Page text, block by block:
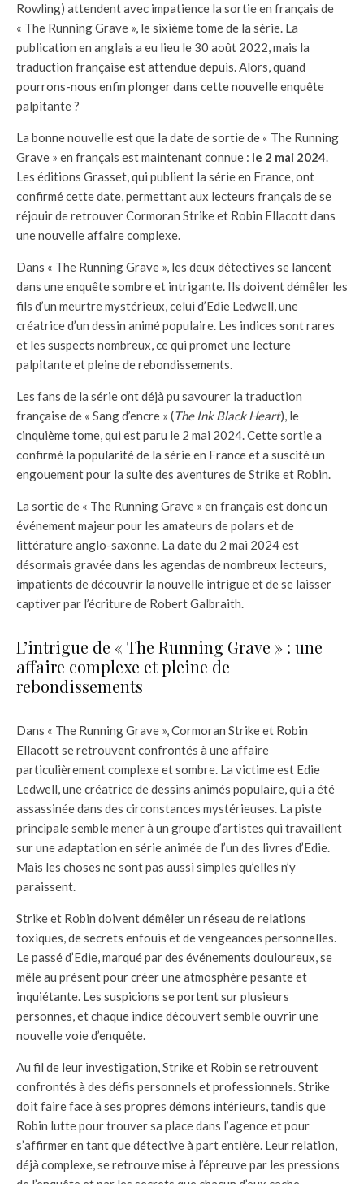
Rowling) attendent avec impatience la sortie en français de
« The Running Grave », le sixième tome de la série. La
publication en anglais a eu lieu le 30 août 2022, mais la
traduction française est attendue depuis. Alors, quand
pourrons-nous enfin plonger dans cette nouvelle enquête
palpitante ?
La bonne nouvelle est que la date de sortie de « The Running
Grave » en français est maintenant connue : le 2 mai 2024.
Les éditions Grasset, qui publient la série en France, ont
confirmé cette date, permettant aux lecteurs français de se
réjouir de retrouver Cormoran Strike et Robin Ellacott dans
une nouvelle affaire complexe.
Dans « The Running Grave », les deux détectives se lancent
dans une enquête sombre et intrigante. Ils doivent démêler les
fils d’un meurtre mystérieux, celui d’Edie Ledwell, une
créatrice d’un dessin animé populaire. Les indices sont rares
et les suspects nombreux, ce qui promet une lecture
palpitante et pleine de rebondissements.
Les fans de la série ont déjà pu savourer la traduction
française de « Sang d’encre » (The Ink Black Heart), le
cinquième tome, qui est paru le 2 mai 2024. Cette sortie a
confirmé la popularité de la série en France et a suscité un
engouement pour la suite des aventures de Strike et Robin.
La sortie de « The Running Grave » en français est donc un
événement majeur pour les amateurs de polars et de
littérature anglo-saxonne. La date du 2 mai 2024 est
désormais gravée dans les agendas de nombreux lecteurs,
impatients de découvrir la nouvelle intrigue et de se laisser
captiver par l’écriture de Robert Galbraith.
L’intrigue de « The Running Grave » : une
affaire complexe et pleine de
rebondissements
Dans « The Running Grave », Cormoran Strike et Robin
Ellacott se retrouvent confrontés à une affaire
particulièrement complexe et sombre. La victime est Edie
Ledwell, une créatrice de dessins animés populaire, qui a été
assassinée dans des circonstances mystérieuses. La piste
principale semble mener à un groupe d’artistes qui travaillent
sur une adaptation en série animée de l’un des livres d’Edie.
Mais les choses ne sont pas aussi simples qu’elles n’y
paraissent.
Strike et Robin doivent démêler un réseau de relations
toxiques, de secrets enfouis et de vengeances personnelles.
Le passé d’Edie, marqué par des événements douloureux, se
mêle au présent pour créer une atmosphère pesante et
inquiétante. Les suspicions se portent sur plusieurs
personnes, et chaque indice découvert semble ouvrir une
nouvelle voie d’enquête.
Au fil de leur investigation, Strike et Robin se retrouvent
confrontés à des défis personnels et professionnels. Strike
doit faire face à ses propres démons intérieurs, tandis que
Robin lutte pour trouver sa place dans l’agence et pour
s’affirmer en tant que détective à part entière. Leur relation,
déjà complexe, se retrouve mise à l’épreuve par les pressions